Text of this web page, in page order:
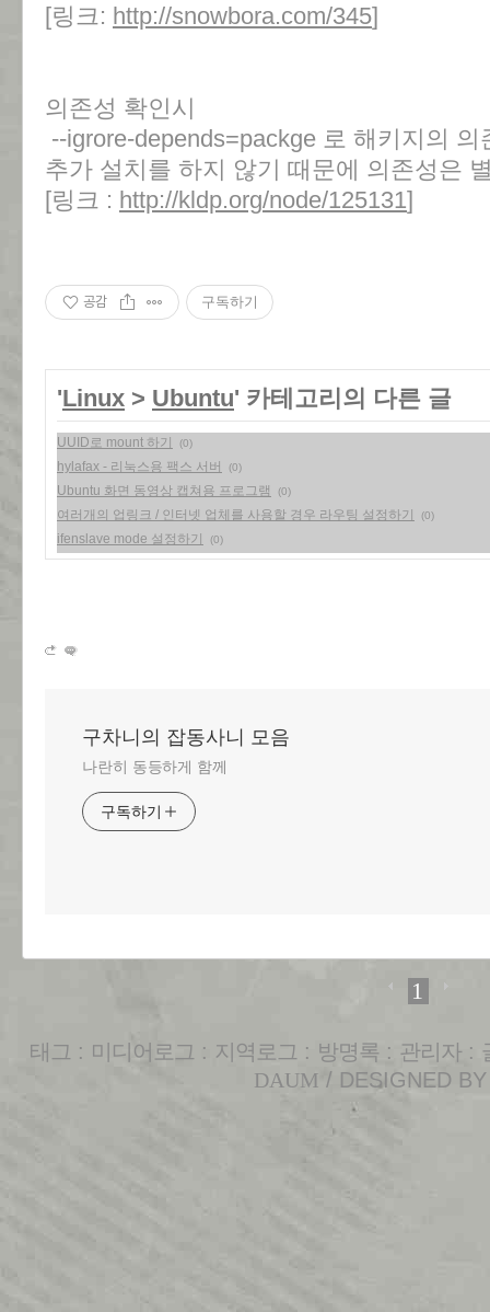
[링크: http://snowbora.com/345]
의존성 확인시
--igrore-depends=packge 로 해키지의
추가 설치를 하지 않기 때문에 의존성은
[링크 : http://kldp.org/node/125131]
공감 구독하기
'Linux > Ubuntu' 카테고리의 다른 글
UUID로 mount 하기 (0)
hylafax - 리눅스용 팩스 서버 (0)
Ubuntu 화면 동영상 캡쳐용 프로그램 (0)
여러개의 업링크 / 인터넷 업체를 사용할 경우 라우팅 설정하기 (0)
ifenslave mode 설정하기 (0)
구차니의 잡동사니 모음
나란히 동등하게 함께
구독하기
1
태그 : 미디어로그 : 지역로그 : 방명록 : 관리자 :
DAUM / DESIGNED